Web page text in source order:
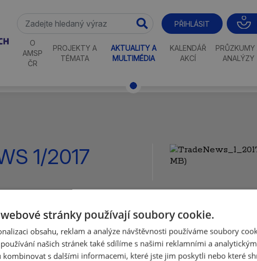
PŘIHLÁSIT
O
AMSP
ČR
PROJEKTY A
TÉMATA
AKTUALITY A
MULTIMÉDIA
KALENDÁŘ
AKCÍ
PRŮZKUMY
ANALÝZY
1/2017
MB)
stránky používají soubory cookie.
obsahu, reklam a analýze návštěvnosti používáme soubory
našich stránek také sdílíme s našimi reklamními a
kombinovat s dalšími informacemi, které jste jim poskytli nebo které